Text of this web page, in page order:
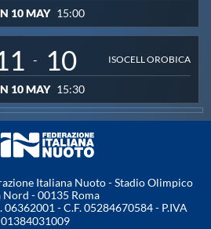
10 MAY 15:00
- 10 ISOCELL OROBICA
10 MAY 15:30
Italiana Nuoto - Stadio Olimpico
Nord - 00135 Roma
06362001 - C.F. 05284670584 - P.IVA
01384031009